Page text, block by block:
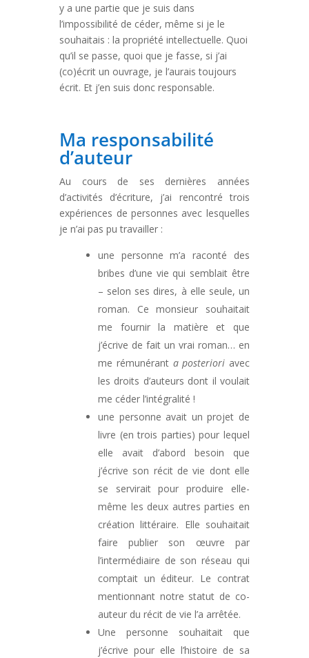
y a une partie que je suis dans
l’impossibilité de céder, même si je le
souhaitais : la propriété intellectuelle. Quoi
qu’il se passe, quoi que je fasse, si j’ai
(co)écrit un ouvrage, je l’aurais toujours
écrit. Et j’en suis donc responsable.
Ma responsabilité
d’auteur
Au cours de ses dernières années
d’activités d’écriture, j’ai rencontré trois
expériences de personnes avec lesquelles
je n’ai pas pu travailler :
une personne m’a raconté des
bribes d’une vie qui semblait être
– selon ses dires, à elle seule, un
roman. Ce monsieur souhaitait
me fournir la matière et que
j’écrive de fait un vrai roman… en
me rémunérant a posteriori avec
les droits d’auteurs dont il voulait
me céder l’intégralité !
une personne avait un projet de
livre (en trois parties) pour lequel
elle avait d’abord besoin que
j’écrive son récit de vie dont elle
se servirait pour produire elle-
même les deux autres parties en
création littéraire. Elle souhaitait
faire publier son œuvre par
l’intermédiaire de son réseau qui
comptait un éditeur. Le contrat
mentionnant notre statut de co-
auteur du récit de vie l’a arrêtée.
Une personne souhaitait que
j’écrive pour elle l’histoire de sa